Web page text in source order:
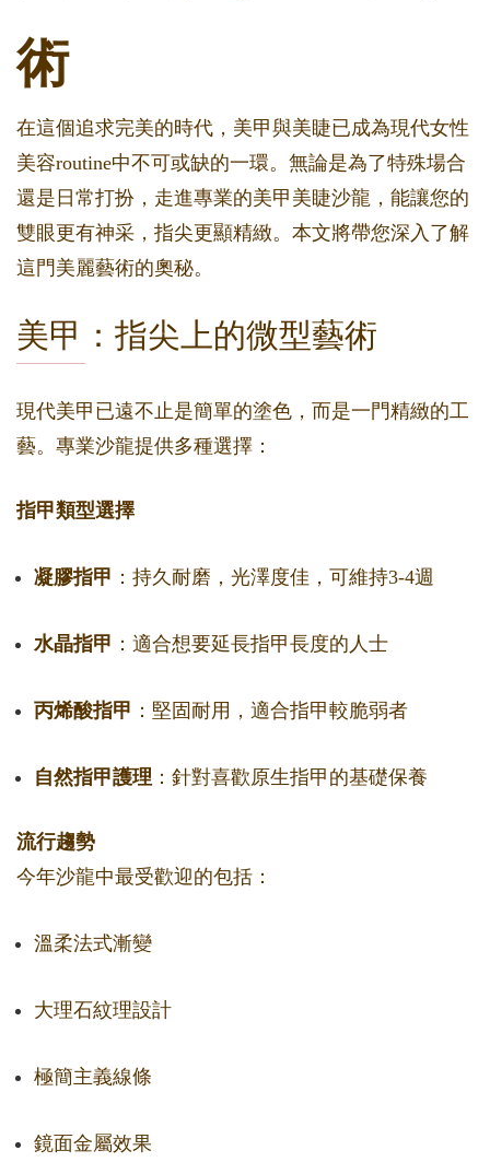
術
在這個追求完美的時代，美甲與美睫已成為現代女性
美容routine中不可或缺的一環。無論是為了特殊場合
還是日常打扮，走進專業的美甲美睫沙龍，能讓您的
雙眼更有神采，指尖更顯精緻。本文將帶您深入了解
這門美麗藝術的奧秘。
美甲：指尖上的微型藝術
現代美甲已遠不止是簡單的塗色，而是一門精緻的工
藝。專業沙龍提供多種選擇：
指甲類型選擇
凝膠指甲 ：持久耐磨，光澤度佳，可維持3-4週
水晶指甲 ：適合想要延長指甲長度的人士
丙烯酸指甲 ：堅固耐用，適合指甲較脆弱者
自然指甲護理 ：針對喜歡原生指甲的基礎保養
流行趨勢
今年沙龍中最受歡迎的包括：
溫柔法式漸變
大理石紋理設計
極簡主義線條
鏡面金屬效果